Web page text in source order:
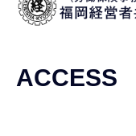
ACCESS